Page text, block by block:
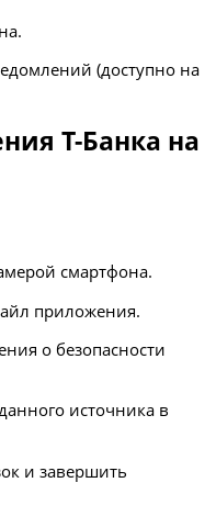
(доступно на
Т-Банка на
смартфона.
приложения.
о безопасности
источника в
и завершить